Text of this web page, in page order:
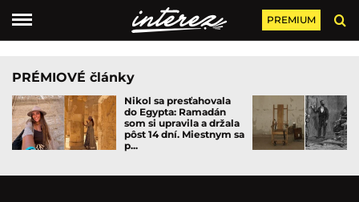
PREMIUM
PRÉMIOVÉ články
Nikol sa presťahovala
do Egypta: Ramadán
som si upravila a držala
pôst 14 dní. Miestnym sa
p...